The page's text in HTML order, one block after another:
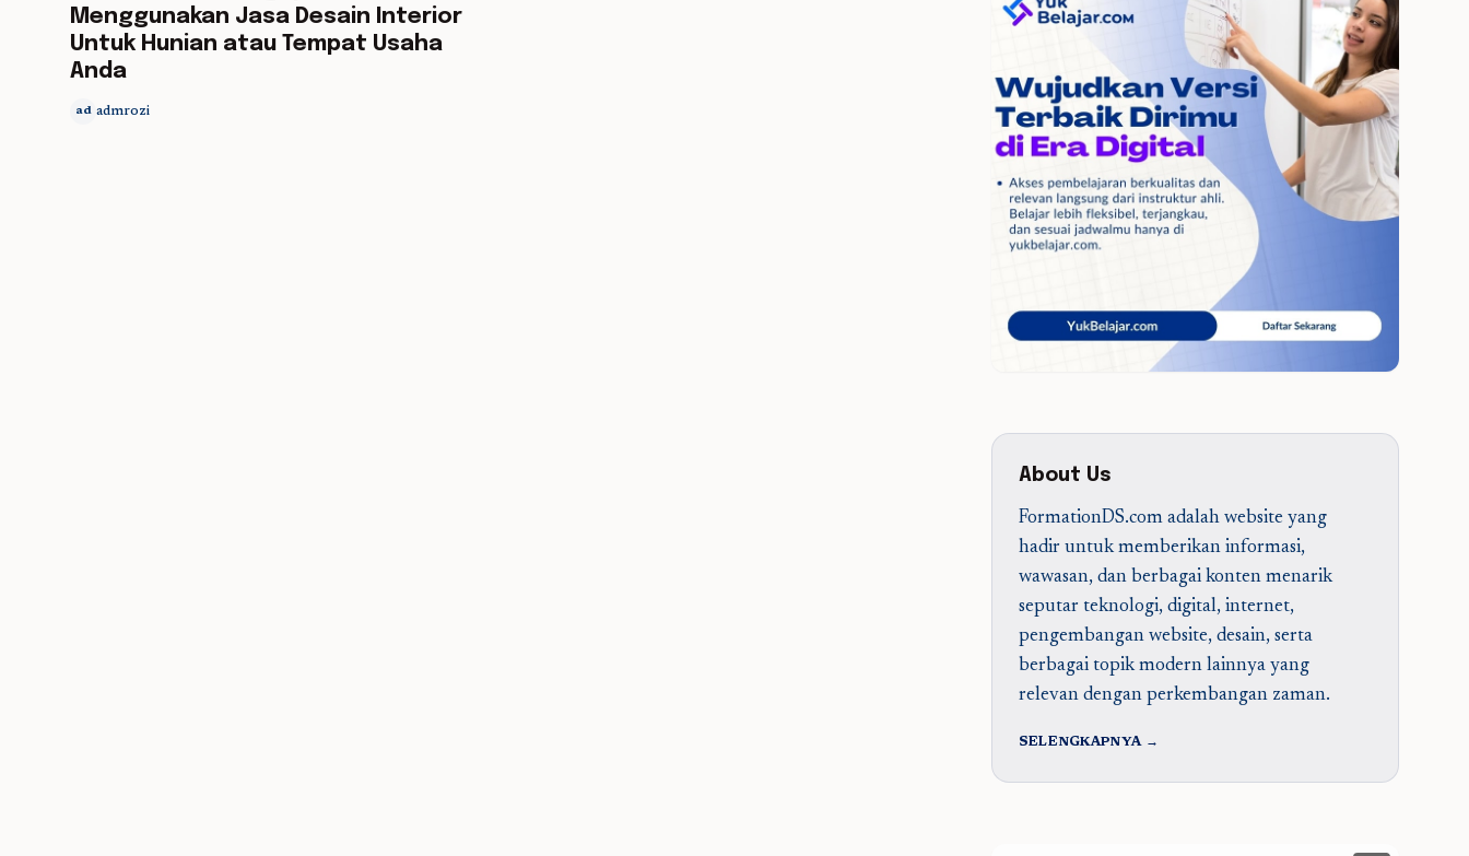
Menggunakan Jasa Desain Interior
Untuk Hunian atau Tempat Usaha
Anda
ad admrozi
About Us
FormationDS.com adalah website yang
hadir untuk memberikan informasi,
wawasan, dan berbagai konten menarik
seputar teknologi, digital, internet,
pengembangan website, desain, serta
berbagai topik modern lainnya yang
relevan dengan perkembangan zaman.
SELENGKAPNYA →